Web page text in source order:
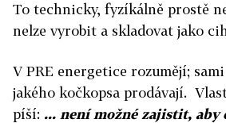
To technicky, fyzíkálně prostě
nelze vyrobit a skladovat jako
V PRE energetice rozumějí;
jakého kočkopsa prodávají.
píší: ... není možné zajistit, aby